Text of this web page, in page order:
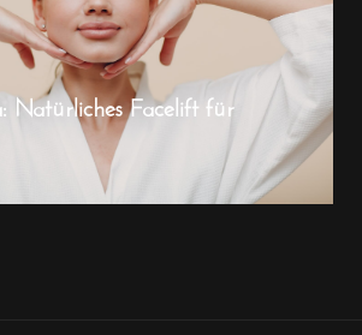
Natürliches Facelift für